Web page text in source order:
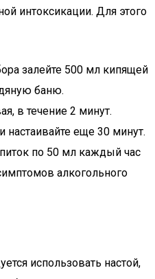
интоксикации. Для этого
залейте 500 мл кипящей
баню.
в течение 2 минут.
настаивайте еще 30 минут.
по 50 мл каждый час
алкогольного
использовать настой,